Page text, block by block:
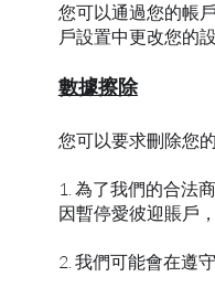
您可以通過您的帳
戶設置中更改您的
數據擦除
您可以要求刪除您
1. 為了我們的合法
因暫停愛彼迎賬戶
2. 我們可能會在遵